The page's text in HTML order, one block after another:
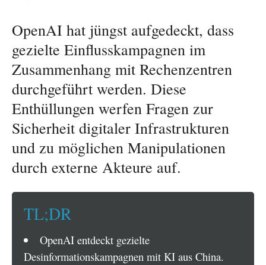
OpenAI hat jüngst aufgedeckt, dass
gezielte Einflusskampagnen im
Zusammenhang mit Rechenzentren
durchgeführt werden. Diese
Enthüllungen werfen Fragen zur
Sicherheit digitaler Infrastrukturen
und zu möglichen Manipulationen
durch externe Akteure auf.
TL;DR
OpenAI entdeckt gezielte
Desinformationskampagnen mit KI aus China.